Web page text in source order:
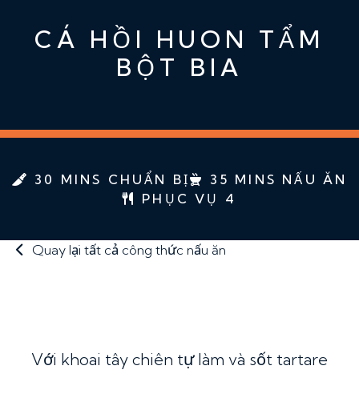
CÁ HỒI HUON TẨM
BỘT BIA
30 MINS CHUẨN BỊ
35 MINS NẤU ĂN
PHỤC VỤ 4
Quay lại tất cả công thức nấu ăn
Với khoai tây chiên tự làm và sốt tartare